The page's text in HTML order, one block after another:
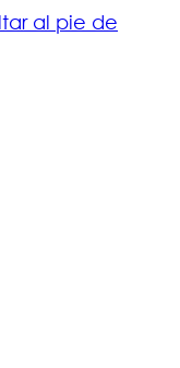
al pie de